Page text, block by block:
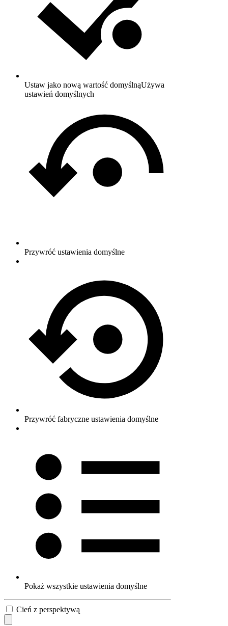
Ustaw jako nową wartość domyślnąUżywa
ustawień domyślnych
Przywróć ustawienia domyślne
Przywróć fabryczne ustawienia domyślne
Pokaż wszystkie ustawienia domyślne
Cień z perspektywą